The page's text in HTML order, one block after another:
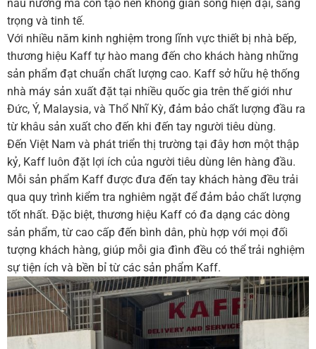
nấu nướng mà còn tạo nên không gian sống hiện đại, sang
trọng và tinh tế.
Với nhiều năm kinh nghiệm trong lĩnh vực thiết bị nhà bếp,
thương hiệu Kaff tự hào mang đến cho khách hàng những
sản phẩm đạt chuẩn chất lượng cao. Kaff sở hữu hệ thống
nhà máy sản xuất đặt tại nhiều quốc gia trên thế giới như
Đức, Ý, Malaysia, và Thổ Nhĩ Kỳ, đảm bảo chất lượng đầu ra
từ khâu sản xuất cho đến khi đến tay người tiêu dùng.
Đến Việt Nam và phát triển thị trường tại đây hơn một thập
kỷ, Kaff luôn đặt lợi ích của người tiêu dùng lên hàng đầu.
Mỗi sản phẩm Kaff được đưa đến tay khách hàng đều trải
qua quy trình kiểm tra nghiêm ngặt để đảm bảo chất lượng
tốt nhất. Đặc biệt, thương hiệu Kaff có đa dạng các dòng
sản phẩm, từ cao cấp đến bình dân, phù hợp với mọi đối
tượng khách hàng, giúp mỗi gia đình đều có thể trải nghiệm
sự tiện ích và bền bỉ từ các sản phẩm Kaff.